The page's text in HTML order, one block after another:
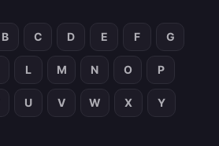
B C D E F G
L M N O P
U V W X Y